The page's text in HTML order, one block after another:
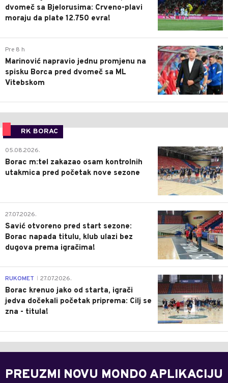
dvomeč sa Bjelorusima: Crveno-plavi
moraju da plate 12.750 evra!
0
Pre 8 h
Marinović napravio jednu promjenu na
spisku Borca pred dvomeč sa ML
Vitebskom
RK BORAC
0
05.08.2026.
Borac m:tel zakazao osam kontrolnih
utakmica pred početak nove sezone
0
27.07.2026.
Savić otvoreno pred start sezone:
Borac napada titulu, klub ulazi bez
dugova prema igračima!
0
RUKOMET 27.07.2026.
Borac krenuo jako od starta, igrači
jedva dočekali početak priprema: Cilj se
zna - titula!
PREUZMI NOVU MONDO APLIKACIJU